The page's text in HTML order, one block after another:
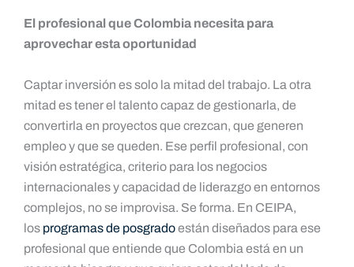
El profesional que Colombia necesita para
aprovechar esta oportunidad
Captar inversión es solo la mitad del trabajo. La otra
mitad es tener el talento capaz de gestionarla, de
convertirla en proyectos que crezcan, que generen
empleo y que se queden. Ese perfil profesional, con
visión estratégica, criterio para los negocios
internacionales y capacidad de liderazgo en entornos
complejos, no se improvisa. Se forma. En CEIPA,
los programas de posgradoestán diseñados para ese
profesional que entiende que Colombia está en un